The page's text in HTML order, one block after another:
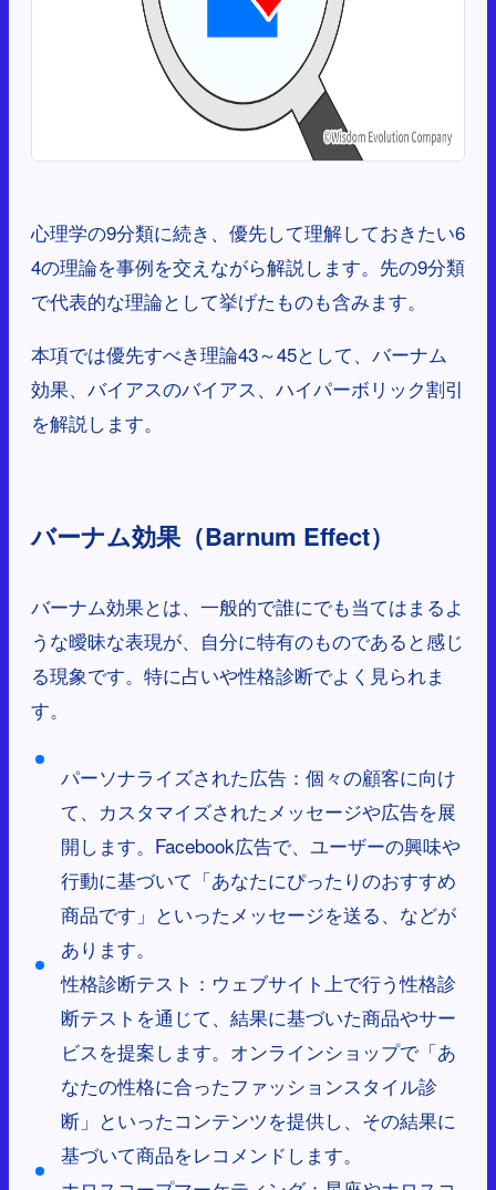
心理学の9分類に続き、優先して理解しておきたい6
4の理論を事例を交えながら解説します。先の9分類
で代表的な理論として挙げたものも含みます。
本項では優先すべき理論43～45として、バーナム
効果、バイアスのバイアス、ハイパーボリック割引
を解説します。
バーナム効果（Barnum Effect）
バーナム効果とは、一般的で誰にでも当てはまるよ
うな曖昧な表現が、自分に特有のものであると感じ
る現象です。特に占いや性格診断でよく見られま
す。
パーソナライズされた広告：個々の顧客に向け
て、カスタマイズされたメッセージや広告を展
開します。Facebook広告で、ユーザーの興味や
行動に基づいて「あなたにぴったりのおすすめ
商品です」といったメッセージを送る、などが
あります。
性格診断テスト：ウェブサイト上で行う性格診
断テストを通じて、結果に基づいた商品やサー
ビスを提案します。オンラインショップで「あ
なたの性格に合ったファッションスタイル診
断」といったコンテンツを提供し、その結果に
基づいて商品をレコメンドします。